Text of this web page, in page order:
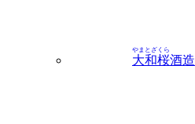
大和桜
やまとざくら
酒造